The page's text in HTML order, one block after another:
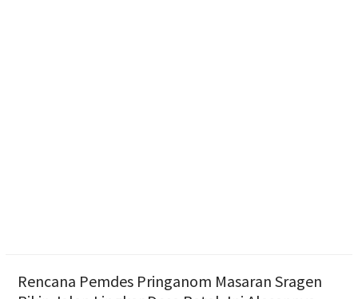
Rencana Pemdes Pringanom Masaran Sragen